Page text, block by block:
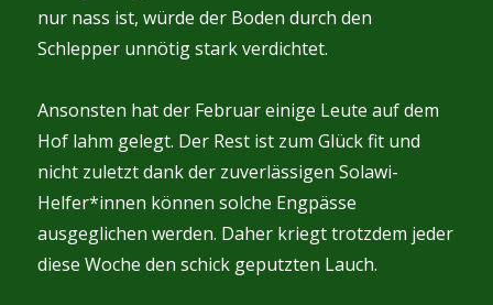
nur nass ist, würde der Boden durch den
Schlepper unnötig stark verdichtet.
Ansonsten hat der Februar einige Leute auf dem
Hof lahm gelegt. Der Rest ist zum Glück fit und
nicht zuletzt dank der zuverlässigen Solawi-
Helfer*innen können solche Engpässe
ausgeglichen werden. Daher kriegt trotzdem jeder
diese Woche den schick geputzten Lauch.